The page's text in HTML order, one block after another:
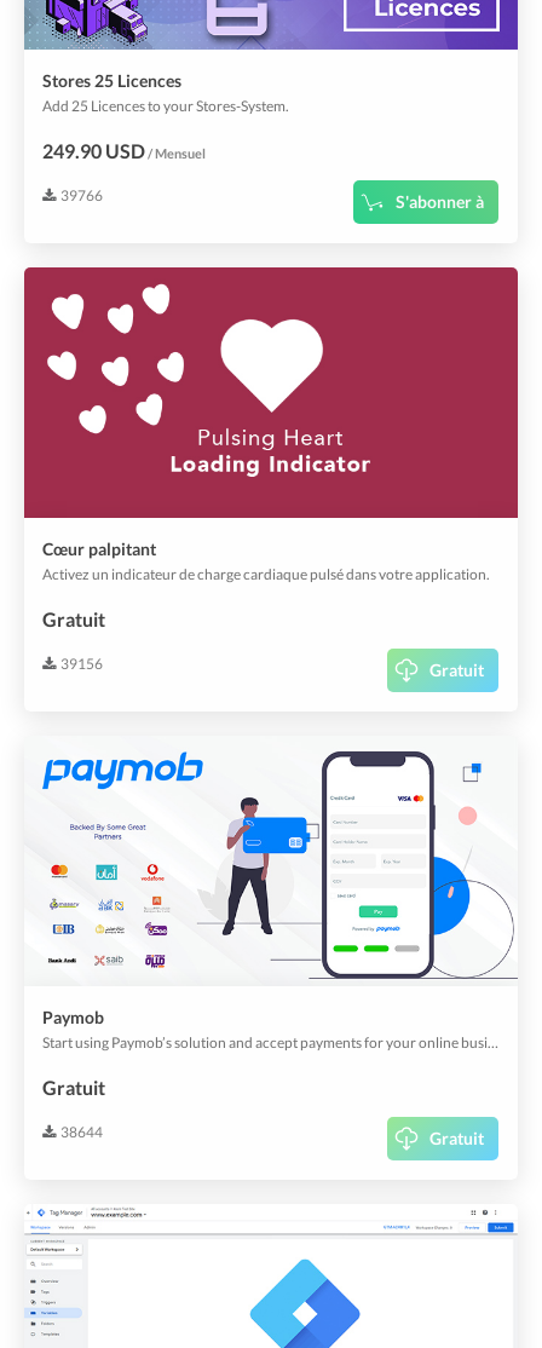
Stores 25 Licences
Add 25 Licences to your Stores-System.
249.90 USD/ Mensuel
39766 S'abonner à
Cœur palpitant
Activez un indicateur de charge cardiaque pulsé dans votre application.
Gratuit
39156 Gratuit
Paymob
Start using Paymob’s solution and accept payments for your online business now.
Gratuit
38644 Gratuit